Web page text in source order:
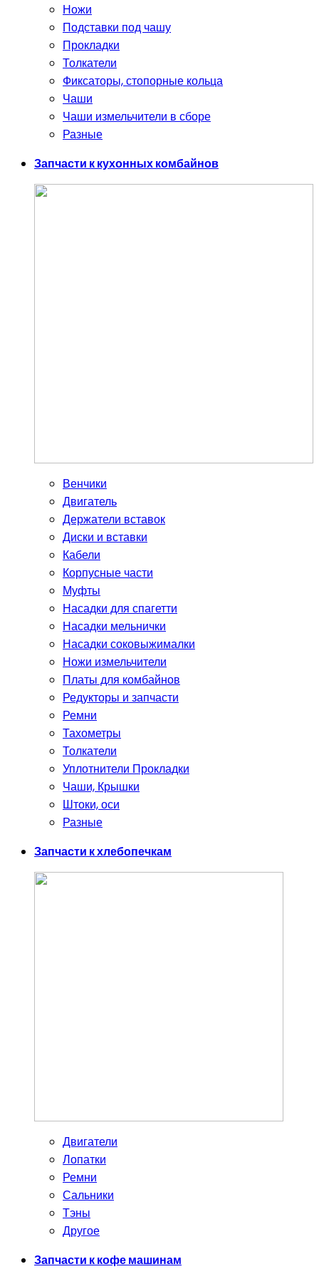
Ножи
Подставки под чашу
Прокладки
Толкатели
Фиксаторы, стопорные кольца
Чаши
Чаши измельчители в сборе
Разные
Запчасти к кухонных комбайнов
Венчики
Двигатель
Держатели вставок
Диски и вставки
Кабели
Корпусные части
Муфты
Насадки для спагетти
Насадки мельнички
Насадки соковыжималки
Ножи измельчители
Платы для комбайнов
Редукторы и запчасти
Ремни
Тахометры
Толкатели
Уплотнители Прокладки
Чаши, Крышки
Штоки, оси
Разные
Запчасти к хлебопечкам
Двигатели
Лопатки
Ремни
Сальники
Тэны
Другое
Запчасти к кофе машинам